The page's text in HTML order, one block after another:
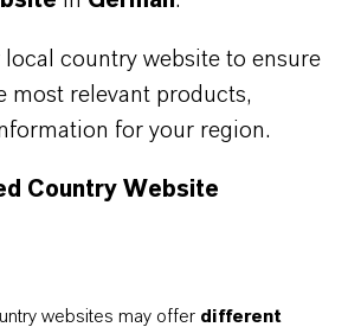
AUSSAGEN
country website to ensure
most relevant products,
for your region.
Country Website
websites may offer different